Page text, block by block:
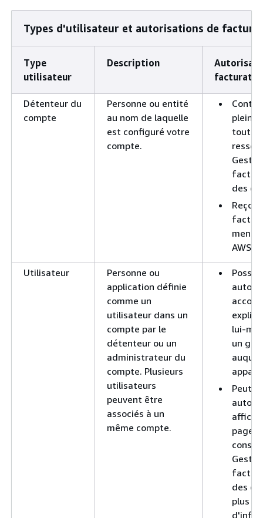
Types d'utilisateur et autorisations de
Type
utilisateur
Description
Détenteur du
compte
Personne ou entité
au nom de laquelle
est configuré votre
compte.
toutes
des
Reçoit
AWS
Utilisateur
Personne ou
application définie
comme un
utilisateur dans un
compte par le
détenteur ou un
administrateur du
compte. Plusieurs
utilisateurs
peuvent être
associés à un
même compte.
lui-
un
Peut
pages
des
plus